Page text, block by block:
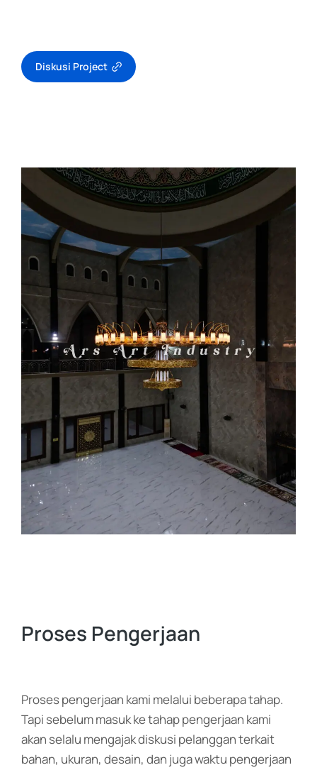
Diskusi Project
Proses Pengerjaan
Proses pengerjaan kami melalui beberapa tahap.
Tapi sebelum masuk ke tahap pengerjaan kami
akan selalu mengajak diskusi pelanggan terkait
bahan, ukuran, desain, dan juga waktu pengerjaan